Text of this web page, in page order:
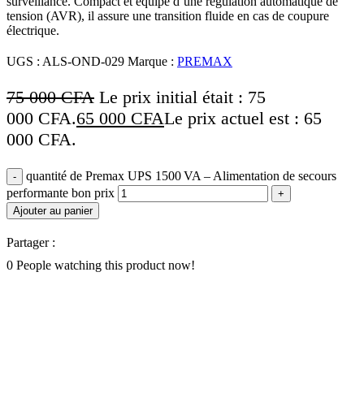
tension (AVR), il assure une transition fluide en cas de coupure
électrique.
UGS : ALS-OND-029 Marque : PREMAX
75 000CFA Le prix initial était : 75
000 CFA.65 000 CFALe prix actuel est : 65
000 CFA.
quantité de Premax UPS 1500 VA – Alimentation de secours
performante bon prix
Ajouter au panier
Partager :
0 People watching this product now!